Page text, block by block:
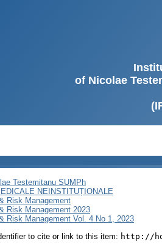
of Nicolae
Testemitanu SUMPh
NEINSTITUȚIONALE
Risk Management
Risk Management 2023
Risk Management Vol. 4 No 1, 2023
to cite or link to this item: http://